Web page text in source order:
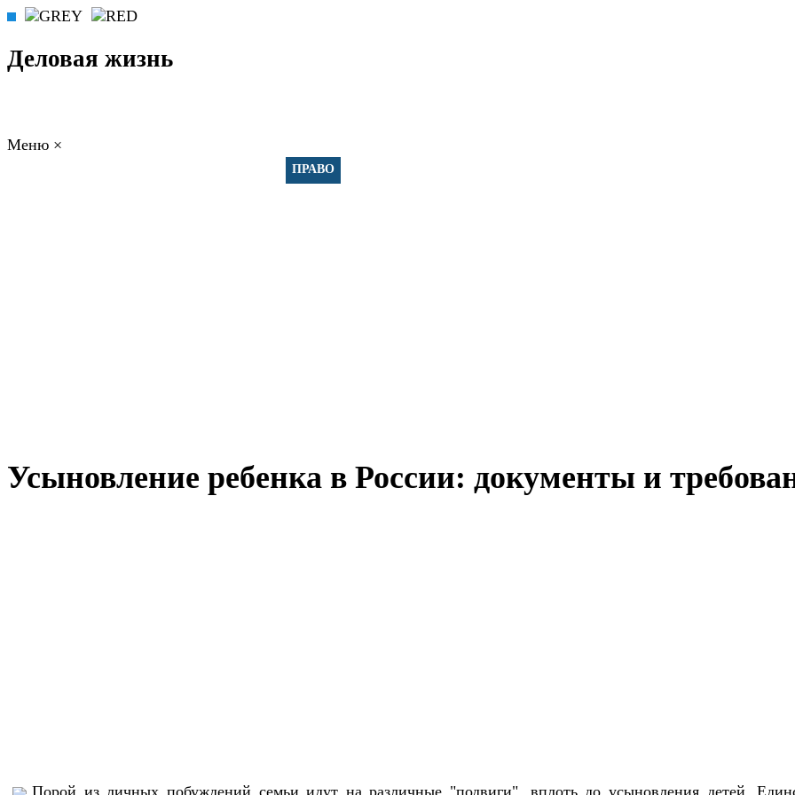
Деловая жизнь
Меню ×
ПРАВО
Усыновление ребенка в России: документы и